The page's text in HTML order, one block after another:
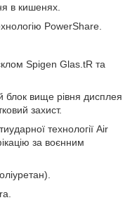
в кишенях.
PowerShare.
Spigen Glas.tR та
блок вище рівня дисплея
захист.
технології Air
за воєнним